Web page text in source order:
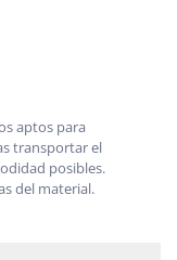
aptos para
transportar el
posibles.
del material.